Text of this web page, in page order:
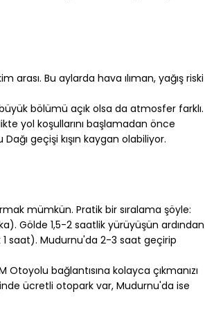
arası. Bu aylarda hava ılıman, yağış riski
büyük bölümü açık olsa da atmosfer farklı.
yol koşullarını başlamadan önce
geçişi kışın kaygan olabiliyor.
mümkün. Pratik bir sıralama şöyle:
Gölde 1,5-2 saatlik yürüyüşün ardından
saat). Mudurnu'da 2-3 saat geçirip
bağlantısına kolayca çıkmanızı
ücretli otopark var, Mudurnu'da ise